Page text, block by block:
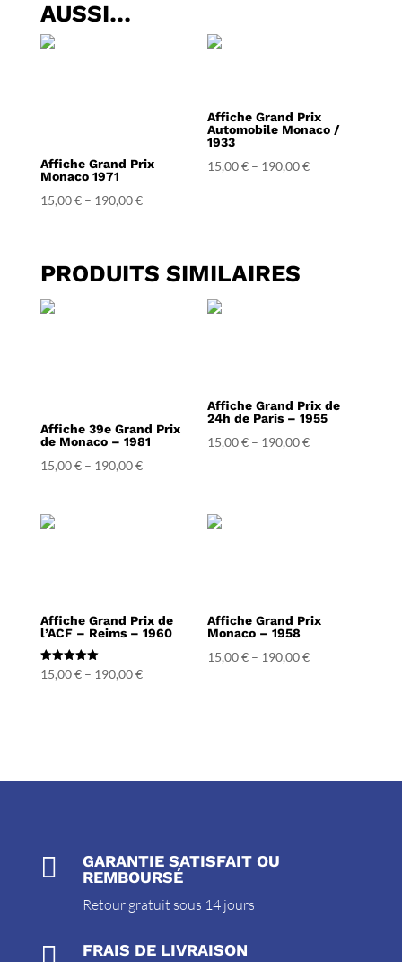
AUSSI…
Affiche Grand Prix
Monaco 1971
15,00€– 190,00€
Affiche Grand Prix
Automobile Monaco /
1933
15,00€ – 190,00€
PRODUITS SIMILAIRES
Affiche 39e Grand Prix
de Monaco – 1981
15,00€– 190,00€
Affiche Grand Prix de
24h de Paris – 1955
15,00€ – 190,00€
Affiche Grand Prix de
l’ACF – Reims – 1960
Note
5.00
15,00€– 190,00€
Affiche Grand Prix
Monaco – 1958
15,00€ – 190,00€

GARANTIE SATISFAIT OU
REMBOURSÉ
Retour gratuit sous 14 jours
FRAIS DE LIVRAISON